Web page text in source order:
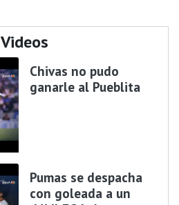
Videos
Chivas no pudo
ganarle al Pueblita
Pumas se despacha
con goleada a un